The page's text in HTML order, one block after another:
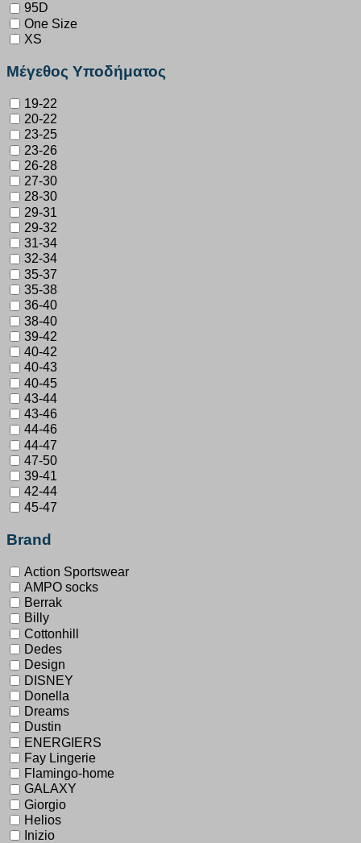
95D
One Size
XS
Μέγεθος Υποδήματος
19-22
20-22
23-25
23-26
26-28
27-30
28-30
29-31
29-32
31-34
32-34
35-37
35-38
36-40
38-40
39-42
40-42
40-43
40-45
43-44
43-46
44-46
44-47
47-50
39-41
42-44
45-47
Brand
Action Sportswear
AMPO socks
Berrak
Billy
Cottonhill
Dedes
Design
DISNEY
Donella
Dreams
Dustin
ENERGIERS
Fay Lingerie
Flamingo-home
GALAXY
Giorgio
Helios
Inizio